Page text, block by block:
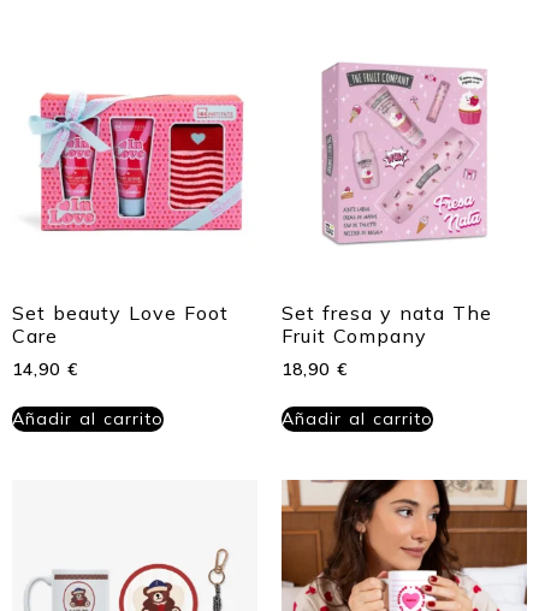
Set beauty Love Foot
Care
14,90 €
Añadir al carrito
Set fresa y nata The
Fruit Company
18,90 €
Añadir al carrito